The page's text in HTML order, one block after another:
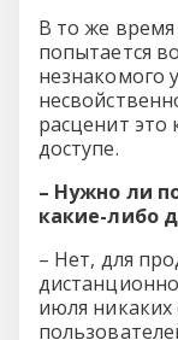
В то же
попытается
незнакомого
расценит
доступе.
– Нужно ли
какие-либо
– Нет, для
июля никаких